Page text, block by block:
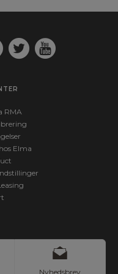
RMA
Elma
Reserved.Nyhedsbrev